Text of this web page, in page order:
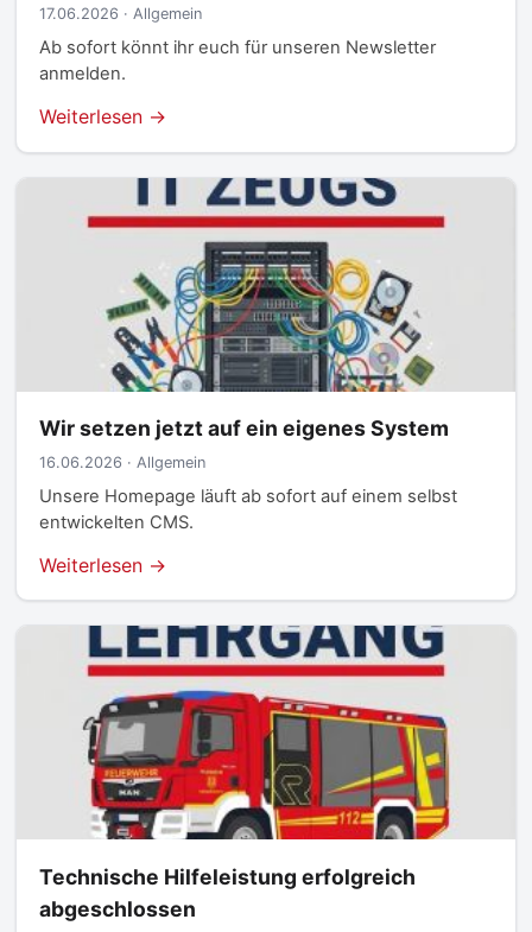
17.06.2026 · Allgemein
Ab sofort könnt ihr euch für unseren Newsletter
anmelden.
Weiterlesen →
Wir setzen jetzt auf ein eigenes System
16.06.2026 · Allgemein
Unsere Homepage läuft ab sofort auf einem selbst
entwickelten CMS.
Weiterlesen →
Technische Hilfeleistung erfolgreich
abgeschlossen